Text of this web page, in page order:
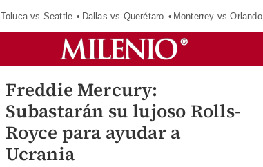
Toluca vs Seattle Dallas vs Querétaro Monterrey vs Orlando
Freddie Mercury:
Subastarán su lujoso Rolls-
Royce para ayudar a
Ucrania